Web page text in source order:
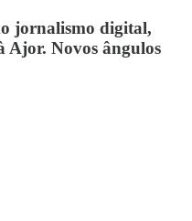
jornalismo digital,
Ajor. Novos ângulos